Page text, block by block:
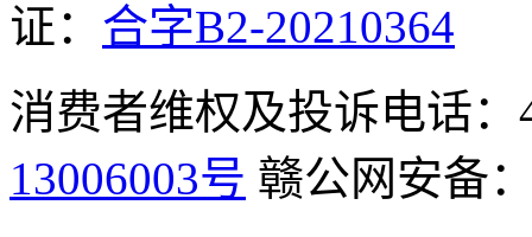
证： 合字B2-20210364
消费者维权及投诉电话：
13006003号 赣公网安备